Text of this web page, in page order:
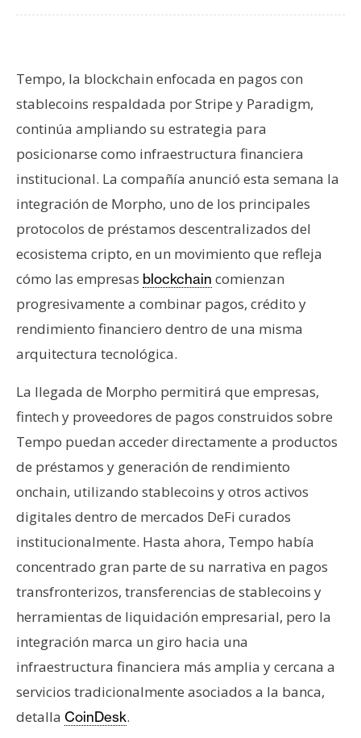
a
e
m
a
s
R
e
u
r
s
o
C
o
n
t
c
t
o
y
u
b
l
i
i
d
Tempo, la blockchain enfocada en pagos con
stablecoins respaldada por Stripe y Paradigm,
continúa ampliando su estrategia para
posicionarse como infraestructura financiera
institucional. La compañía anunció esta semana la
integración de Morpho, uno de los principales
protocolos de préstamos descentralizados del
ecosistema cripto, en un movimiento que refleja
cómo las empresas blockchain comienzan
progresivamente a combinar pagos, crédito y
rendimiento financiero dentro de una misma
arquitectura tecnológica.
La llegada de Morpho permitirá que empresas,
fintech y proveedores de pagos construidos sobre
Tempo puedan acceder directamente a productos
de préstamos y generación de rendimiento
onchain, utilizando stablecoins y otros activos
digitales dentro de mercados DeFi curados
institucionalmente. Hasta ahora, Tempo había
concentrado gran parte de su narrativa en pagos
transfronterizos, transferencias de stablecoins y
herramientas de liquidación empresarial, pero la
integración marca un giro hacia una
infraestructura financiera más amplia y cercana a
servicios tradicionalmente asociados a la banca,
detalla CoinDesk.